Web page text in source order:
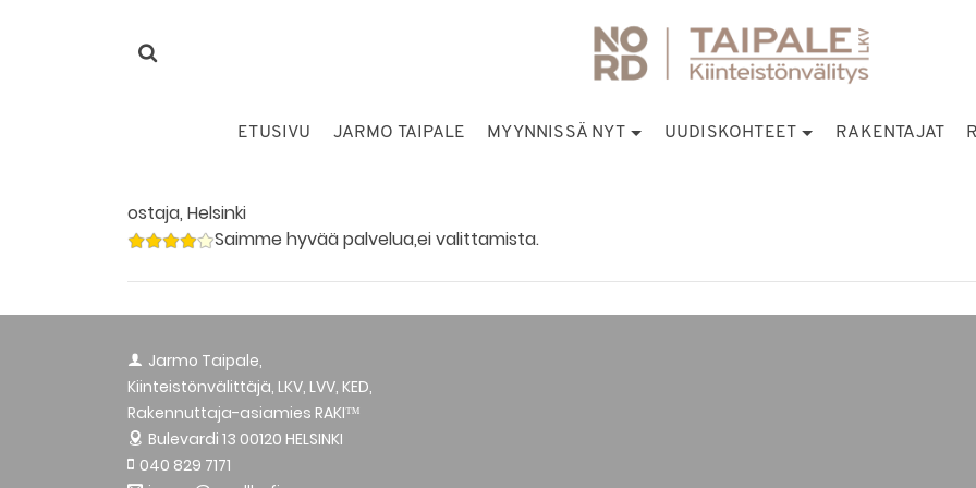
ETUSIVU JARMO TAIPALE MYYNNISSÄ NYT UUDISKOHTEET RAKENTAJAT
ostaja, Helsinki
Saimme hyvää palvelua,ei valittamista.
Jarmo Taipale,
Kiinteistönvälittäjä, LKV, LVV, KED,
Rakennuttaja-asiamies RAKI™
Bulevardi 13 00120 HELSINKI
040 829 7171